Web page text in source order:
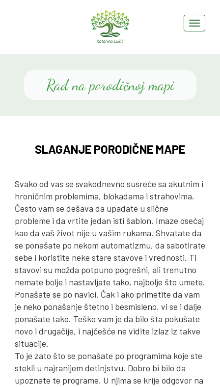
Rad na porodičnoj mapi
SLAGANJE PORODIČNE MAPE
Svako od vas se svakodnevno susreće sa akutnim i
hroničnim problemima, blokadama i strahovima.
Često vam se dešava da upadate u slične
probleme i da vrtite jedan isti šablon. Imaze osećaj
kao da vaš život nije u vašim rukama. Shvatate da
se ponašate po nekom automatizmu, da sabotirate
sebe i koristite neke stare stavove i vrednosti. Ti
stavovi su možda potpuno pogrešni, ali trenutno
nemate bolje i nastavljate tako, najbolje što umete.
Ponašate se po navici. Čak i ako primetite da vam
je neko ponašanje štetno i besmisleno, vi se i dalje
ponašate tako. Teško vam je da bilo šta pokušate
novo i drugačije, i najčešće ne vidite izlaz iz takve
situacije.
To je zato što se ponašate po programima koje ste
stekli u najranijem detinjstvu. Dobro bi bilo da
upoznate te programe. U njima se krije odgovor na